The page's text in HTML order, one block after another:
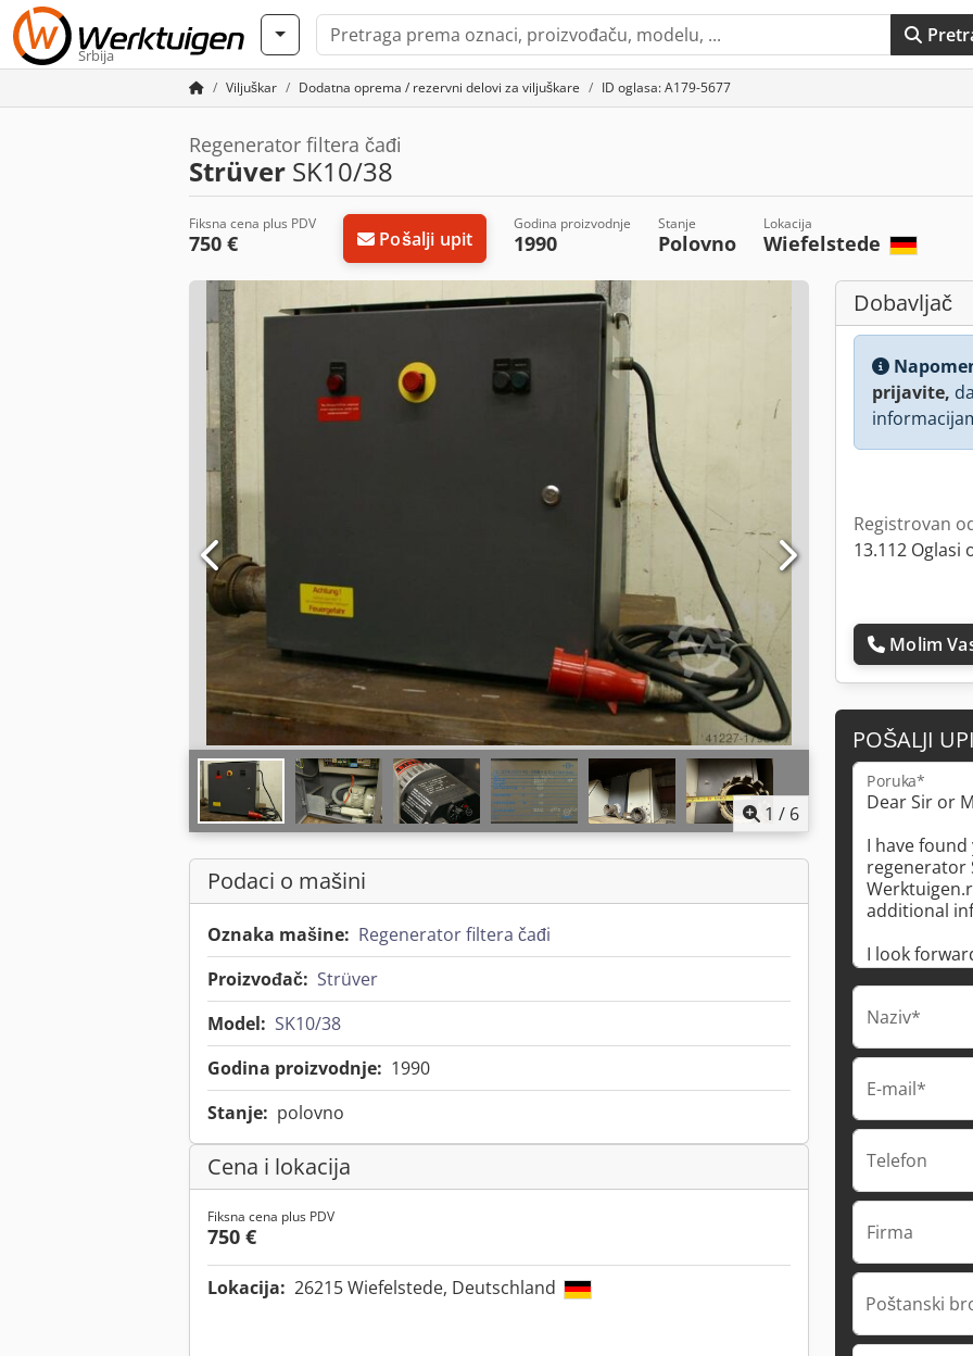
Srbija
Viljuškar Dodatna oprema / rezervni delovi za viljuškare ID oglasa: A179-5677
Regenerator filtera čađi
Strüver SK10/38
Fiksna cena plus PDV
750 € Pošalji upit
Godina proizvodnje
1990
Stanje
Polovno
Lokacija
Wiefelstede
1 / 6
Podaci o mašini
Oznaka mašine: Regenerator filtera čađi
Proizvođač: Strüver
Model: SK10/38
Godina proizvodnje: 1990
Stanje: polovno
Cena i lokacija
Fiksna cena plus PDV
750 €
Lokacija: 26215 Wiefelstede, Deutschland
Dobavljač
prijavite,
Registrovan
13.112 Oglasi
Molim
POŠALJI
Poruka*
Naziv*
E-mail*
Telefon
Firma
Poštanski